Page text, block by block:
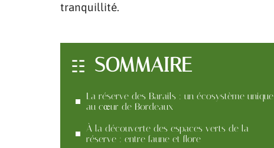
tranquillité.
SOMMAIRE
La réserve des Barails : un écosystème unique
au cœur de Bordeaux
À la découverte des espaces verts de la
réserve : entre faune et flore